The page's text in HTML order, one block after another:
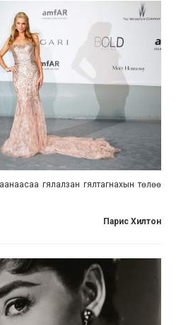
гялалзан гялтагнахын төлөө
Парис Хилтон